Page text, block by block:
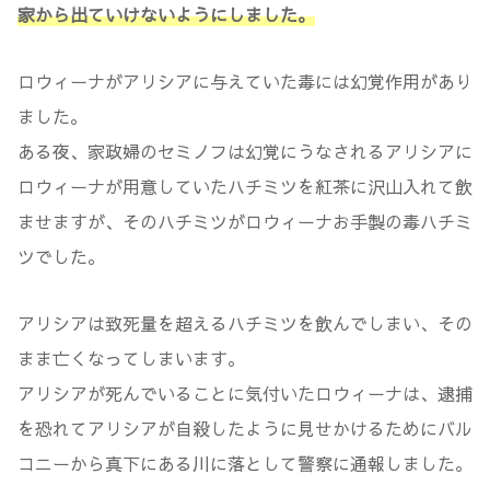
家から出ていけないようにしました。
ロウィーナがアリシアに与えていた毒には幻覚作用があり
ました。
ある夜、家政婦のセミノフは幻覚にうなされるアリシアに
ロウィーナが用意していたハチミツを紅茶に沢山入れて飲
ませますが、そのハチミツがロウィーナお手製の毒ハチミ
ツでした。
アリシアは致死量を超えるハチミツを飲んでしまい、その
まま亡くなってしまいます。
アリシアが死んでいることに気付いたロウィーナは、逮捕
を恐れてアリシアが自殺したように見せかけるためにバル
コニーから真下にある川に落として警察に通報しました。